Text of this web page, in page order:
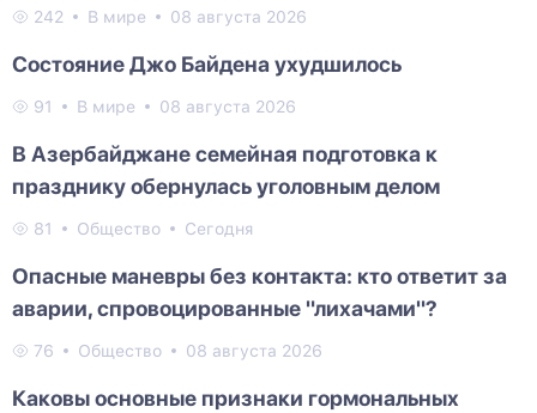
242 В мире 08 августа 2026
Состояние Джо Байдена ухудшилось
91 В мире 08 августа 2026
В Азербайджане семейная подготовка к
празднику обернулась уголовным делом
81 Общество Сегодня
Опасные маневры без контакта: кто ответит за
аварии, спровоцированные "лихачами"?
76 Общество 08 августа 2026
Каковы основные признаки гормональных